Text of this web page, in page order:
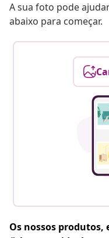
A sua foto pode
abaixo para começar.
Os nossos produtos,